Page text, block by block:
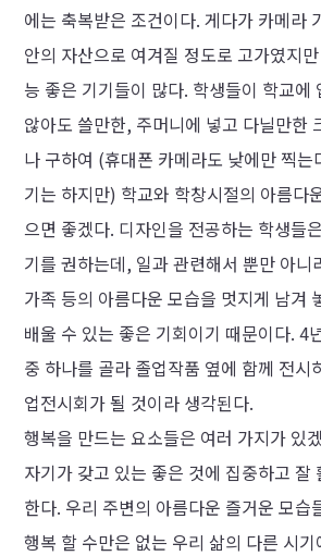
에는 축복받은 조건이다. 게다가 카메라
안의 자산으로 여겨질 정도로 고가였지
능 좋은 기기들이 많다. 학생들이 학교에
않아도 쓸만한, 주머니에 넣고 다닐만한
나 구하여 (휴대폰 카메라도 낮에만 찍는
기는 하지만) 학교와 학창시절의 아름다
으면 좋겠다. 디자인을 전공하는 학생들
기를 권하는데, 일과 관련해서 뿐만 아니
가족 등의 아름다운 모습을 멋지게 남겨
배울 수 있는 좋은 기회이기 때문이다. 4
중 하나를 골라 졸업작품 옆에 함께 전시
업전시회가 될 것이라 생각된다.
행복을 만드는 요소들은 여러 가지가 있
자기가 갖고 있는 좋은 것에 집중하고 잘
한다. 우리 주변의 아름다운 즐거운 모습
행복 할 수만은 없는 우리 삶의 다른 시